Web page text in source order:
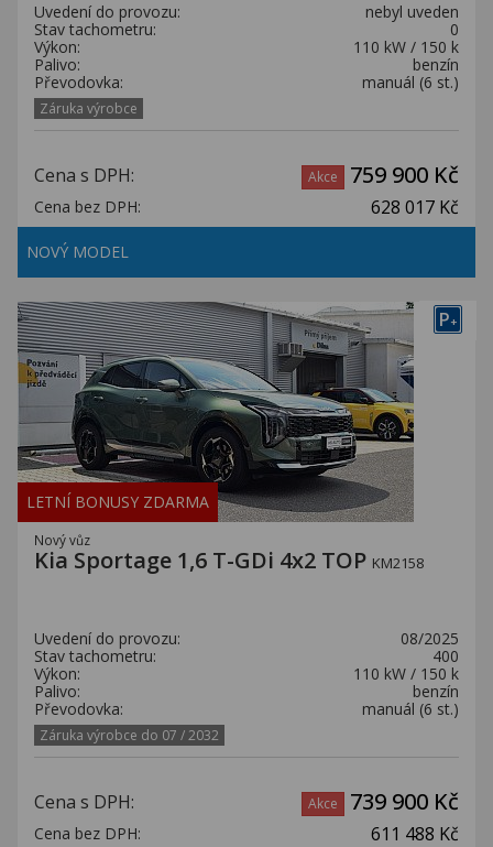
Uvedení do provozu:
nebyl uveden
Stav tachometru:
0
Výkon:
110 kW / 150 k
Palivo:
benzín
Převodovka:
manuál (6 st.)
Záruka výrobce
Cena s DPH: Akce 759 900 Kč
Cena bez DPH: 628 017 Kč
NOVÝ MODEL
P+
LETNÍ BONUSY ZDARMA
Nový vůz
Kia Sportage 1,6 T-GDi 4x2 TOP KM2158
Uvedení do provozu:
08/2025
Stav tachometru:
400
Výkon:
110 kW / 150 k
Palivo:
benzín
Převodovka:
manuál (6 st.)
Záruka výrobce do 07 / 2032
Cena s DPH: Akce 739 900 Kč
Cena bez DPH: 611 488 Kč